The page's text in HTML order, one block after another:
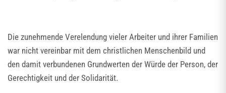
Die zunehmende Verelendung vieler Arbeiter und ihrer Familien
war nicht vereinbar mit dem christlichen Menschenbild und
den damit verbundenen Grundwerten der Würde der Person, der
Gerechtigkeit und der Solidarität.